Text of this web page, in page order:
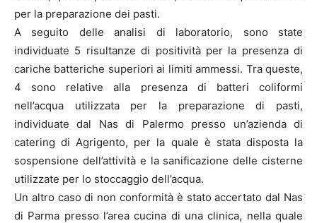
per la preparazione dei pasti.
A seguito delle analisi di laboratorio, sono state
individuate 5 risultanze di positività per la presenza di
cariche batteriche superiori ai limiti ammessi. Tra queste,
4 sono relative alla presenza di batteri coliformi
nell’acqua utilizzata per la preparazione di pasti,
individuate dal Nas di Palermo presso un’azienda di
catering di Agrigento, per la quale è stata disposta la
sospensione dell’attività e la sanificazione delle cisterne
utilizzate per lo stoccaggio dell’acqua.
Un altro caso di non conformità è stato accertato dal Nas
di Parma presso l’area cucina di una clinica, nella quale